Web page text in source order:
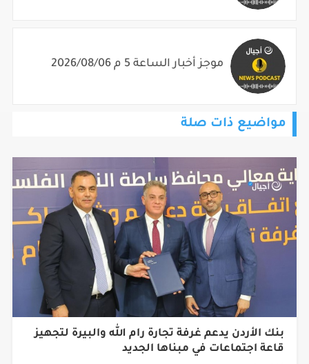
موجز أخبار الساعة 5 م 2026/08/06
مواضيع ذات صلة
بنك الأردن يدعم غرفة تجارة رام الله والبيرة لتجهيز
قاعة اجتماعات في مبناها الجديد